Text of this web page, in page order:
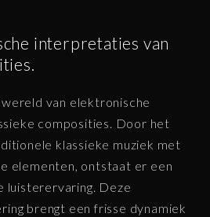
interpretaties van
van elektronische
composities. Door het
klassieke muziek met
elementen, ontstaat er een
luisterervaring. Deze
brengt een frisse dynamiek